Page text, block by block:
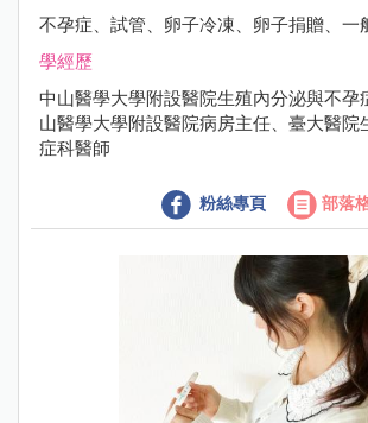
不孕症、試管、卵子冷凍、卵子捐贈、一
學經歷
中山醫學大學附設醫院生殖內分泌與不孕
山醫學大學附設醫院病房主任、臺大醫院
症科醫師
粉絲專頁 部落